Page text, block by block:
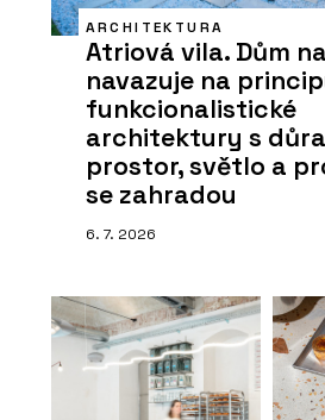
ARCHITEKTURA
Atriová vila. Dům
navazuje na
funkcionalistické
architektury s
prostor, světlo a
se zahradou
6. 7. 2026